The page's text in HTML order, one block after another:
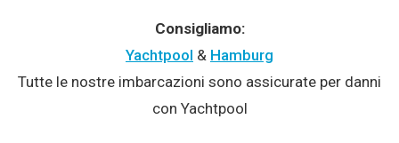
Consigliamo:
Yachtpool & Hamburg
Tutte le nostre imbarcazioni sono assicurate per danni
con Yachtpool